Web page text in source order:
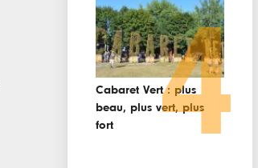
Cabaret Vert : plus
beau, plus vert, plus
fort
4